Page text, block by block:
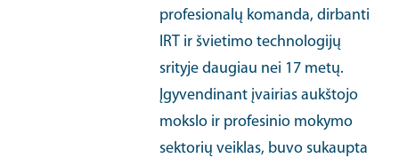
profesionalų komanda, dirbanti
IRT ir švietimo technologijų
srityje daugiau nei 17 metų.
Įgyvendinant įvairias aukštojo
mokslo ir profesinio mokymo
sektorių veiklas, buvo sukaupta